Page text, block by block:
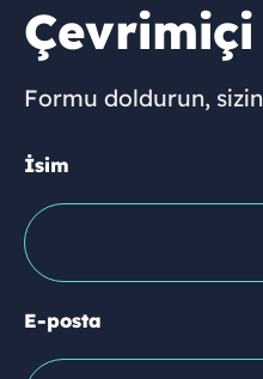
Formu doldurun,
İsim
E-posta